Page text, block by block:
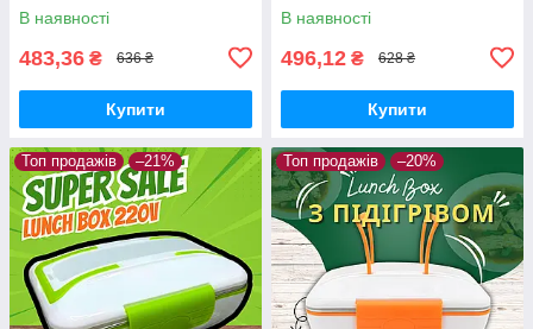
В наявності
483,36 ₴ 636 ₴
Купити
В наявності
496,12 ₴ 628 ₴
Купити
Топ продажів –21% Топ продажів –20%